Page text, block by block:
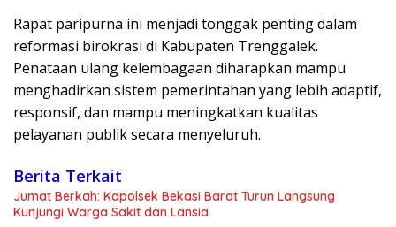
Rapat paripurna ini menjadi tonggak penting dalam
reformasi birokrasi di Kabupaten Trenggalek.
Penataan ulang kelembagaan diharapkan mampu
menghadirkan sistem pemerintahan yang lebih adaptif,
responsif, dan mampu meningkatkan kualitas
pelayanan publik secara menyeluruh.
Berita Terkait
Jumat Berkah: Kapolsek Bekasi Barat Turun Langsung
Kunjungi Warga Sakit dan Lansia